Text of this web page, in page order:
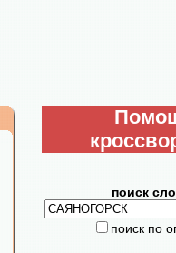
поиск
поиск по